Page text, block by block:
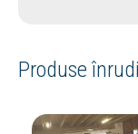
Produse